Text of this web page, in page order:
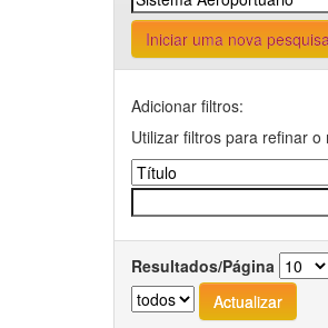
Iniciar uma nova
Adicionar filtros:
Utilizar filtros para refinar
Resultados/Página